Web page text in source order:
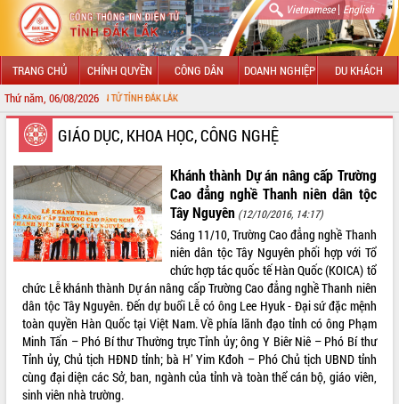
Vietnamese| English
TRANG CHỦ CHÍNH QUYỀN CÔNG DÂN DOANH NGHIỆP DU KHÁCH
Thứ năm, 06/08/2026
TIN ĐIỆN TỬ TỈNH ĐẮK LẮK
GIỚI THIỆU
LÃNH ĐẠO UBND TỈNH
TIN TỨC SỰ KIỆN
SỞ, BAN, NGÀNH
THÔNG TIN CHỈ ĐẠO ĐIỀU HÀNH
HỆ THỐNG VĂN BẢN
VĂN BẢN HĐND TỈNH
GIÁO DỤC, KHOA HỌC, CÔNG NGHỆ
Khánh thành Dự án nâng cấp Trường
Cao đẳng nghề Thanh niên dân tộc
Tây Nguyên (12/10/2016, 14:17)
Sáng 11/10, Trường Cao đẳng nghề Thanh
niên dân tộc Tây Nguyên phối hợp với Tổ
chức hợp tác quốc tế Hàn Quốc (KOICA) tổ
chức Lễ khánh thành Dự án nâng cấp Trường Cao đẳng nghề Thanh niên
dân tộc Tây Nguyên. Đến dự buổi Lễ có ông Lee Hyuk - Đại sứ đặc mệnh
toàn quyền Hàn Quốc tại Việt Nam. Về phía lãnh đạo tỉnh có ông Phạm
Minh Tấn – Phó Bí thư Thường trực Tỉnh ủy; ông Y Biêr Niê – Phó Bí thư
Tỉnh ủy, Chủ tịch HĐND tỉnh; bà H’ Yim Kđoh – Phó Chủ tịch UBND tỉnh
cùng đại diện các Sở, ban, ngành của tỉnh và toàn thể cán bộ, giáo viên,
sinh viên nhà trường.